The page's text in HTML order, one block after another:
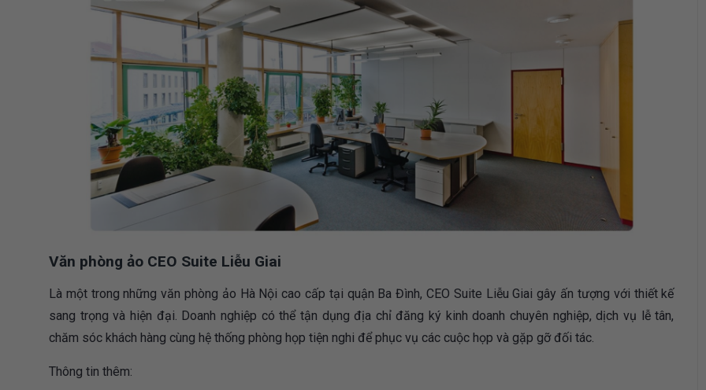
Văn phòng ảo CEO Suite Liễu Giai
Là một trong những văn phòng ảo Hà Nội cao cấp tại quận Ba Đình, CEO Suite Liễu Giai gây ấn tượng với thiết kế
sang trọng và hiện đại. Doanh nghiệp có thể tận dụng địa chỉ đăng ký kinh doanh chuyên nghiệp, dịch vụ lễ tân,
chăm sóc khách hàng cùng hệ thống phòng họp tiện nghi để phục vụ các cuộc họp và gặp gỡ đối tác.
Thông tin thêm: